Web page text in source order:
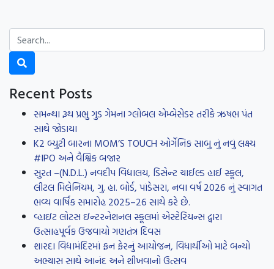
Recent Posts
સમન્થા રૂથ પ્રભુ ગુડ ગેમના ગ્લોબલ એમ્બેસેડર તરીકે ઋષભ પંત
સાથે જોડાયા
K2 બ્યુટી બારના MOM’S TOUCH ઓર્ગેનિક સાબુ નું નવું લક્ષ્ય
#IPO અને વૈશ્વિક બજાર
સુરત –(N.D.L.) નવદીપ વિદ્યાલય, ડિસેન્ટ ચાઈલ્ડ હાઈ સ્કૂલ,
લીટલ મિલેનિયમ, ગુ. હા. બોર્ડ, પાંડેસરા, નવા વર્ષ 2026 નું સ્વાગત
ભવ્ય વાર્ષિક સમારોહ 2025–26 સાથે કરે છે.
વ્હાઇટ લોટસ ઇન્ટરનેશનલ સ્કૂલમાં એસ્ટેરિયન્સ દ્વારા
ઉત્સાહપૂર્વક ઉજવાયો ગણતંત્ર દિવસ
શારદા વિદ્યામંદિરમાં ફન ફેરનું આયોજન, વિધાર્થીઓ માટે બન્યો
અભ્યાસ સાથે આનંદ અને શીખવાનો ઉત્સવ